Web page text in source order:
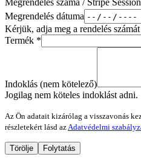
Megrendelés száma / Stripe
Megrendelés dátuma
Kérjük, adja meg a rendelés
Termék *
Indoklás (nem kötelező)
Jogilag nem köteles indoklást adni.
Az Ön adatait kizárólag a visszavonás
részletekért lásd azAdatvédelmi
Törölje Folytatás